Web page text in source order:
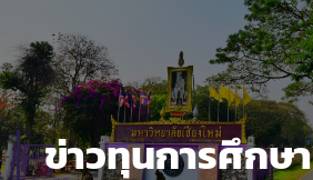
ข่าวทุนการศึกษา